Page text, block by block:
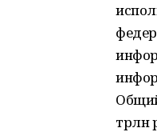
трлн